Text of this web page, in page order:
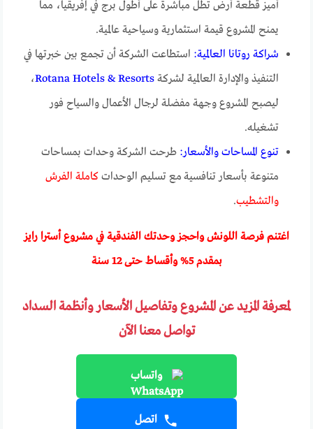
أميز قطعة أرض تطل مباشرة على أطول برج في إفريقيا، مما
يمنح المشروع قيمة استثمارية وسياحية عالمية.
شراكة روتانا العالمية: استطاعت الشركة أن تجمع بين خبرتها في
التنفيذ والإدارة العالمية لشركةRotana Hotels & Resorts،
ليصبح المشروع وجهة مفضلة لرجال الأعمال والسياح فور
تشغيله.
تنوع المساحات والأسعار: طرحت الشركة وحدات بمساحات
متنوعة بأسعار تنافسية مع تسليم الوحداتكاملة الفرش
والتشطيب.
اغتنم فرصة اللونش واحجز وحدتك الفندقية في مشروع أسترا رايز
بمقدم 5% وأقساط حتى 12 سنة
لمعرفة المزيد عن المشروع وتفاصيل الأسعار وأنظمة السداد
تواصل معنا الآن
واتساب
اتصل